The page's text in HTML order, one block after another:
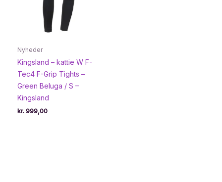
Nyheder
Kingsland – kattie W F-
Tec4 F-Grip Tights –
Green Beluga / S –
Kingsland
kr. 999,00